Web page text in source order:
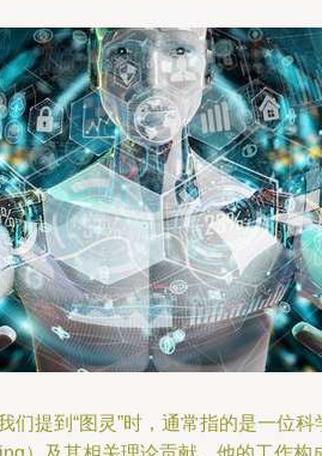
们提到“图灵”时，通常指的是一位科